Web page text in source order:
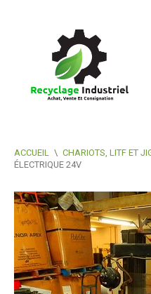
ACCUEIL \ CHARIOTS, LITF ET
ÉLECTRIQUE 24V